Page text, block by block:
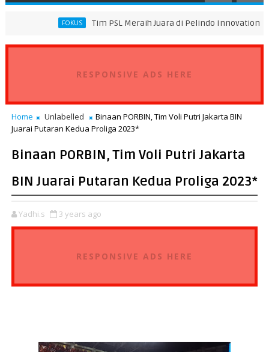
Tim PSL Meraih Juara di Pelindo Innovation Award 2026
RESPONSIVE ADS HERE
Home Unlabelled
Binaan PORBIN, Tim Voli Putri Jakarta BIN
Juarai Putaran Kedua Proliga 2023*
Binaan PORBIN, Tim Voli Putri Jakarta
BIN Juarai Putaran Kedua Proliga 2023*
Yadhi.s 3 years ago
RESPONSIVE ADS HERE